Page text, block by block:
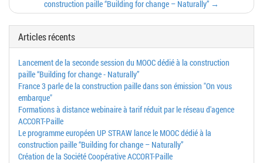
construction paille “Building for change – Naturally” →
Articles récents
Lancement de la seconde session du MOOC dédié à la construction
paille “Building for change - Naturally”
France 3 parle de la construction paille dans son émission "On vous
embarque"
Formations à distance webinaire à tarif réduit par le réseau d'agence
ACCORT-Paille
Le programme européen UP STRAW lance le MOOC dédié à la
construction paille “Building for change – Naturally”
Création de la Société Coopérative ACCORT-Paille